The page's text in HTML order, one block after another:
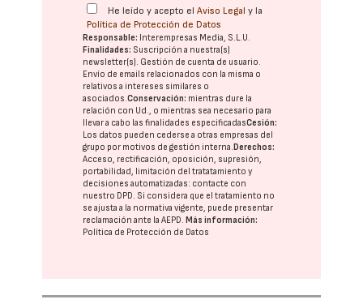
He leído y acepto elAviso Legal y la
Política de Protección de Datos
Responsable: Interempresas Media, S.L.U.
Finalidades: Suscripción a nuestra(s)
newsletter(s). Gestión de cuenta de usuario.
Envío de emails relacionados con la misma o
relativos a intereses similares o
asociados.Conservación: mientras dure la
relación con Ud., o mientras sea necesario para
llevar a cabo las finalidades especificadasCesión:
Los datos pueden cederse a otras empresas del
grupo por motivos de gestión interna.Derechos:
Acceso, rectificación, oposición, supresión,
portabilidad, limitación del tratatamiento y
decisiones automatizadas: contacte con
nuestro DPD . Si considera que el tratamiento no
se ajusta a la normativa vigente, puede presentar
reclamación ante laAEPD .Más información:
Política de Protección de Datos